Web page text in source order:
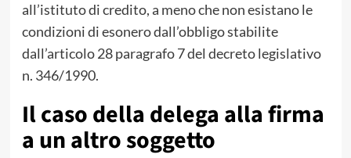
all’istituto di credito, a meno che non esistano le
condizioni di esonero dall’obbligo stabilite
dall’articolo 28 paragrafo 7 del decreto legislativo
n. 346/1990.
Il caso della delega alla firma
a un altro soggetto